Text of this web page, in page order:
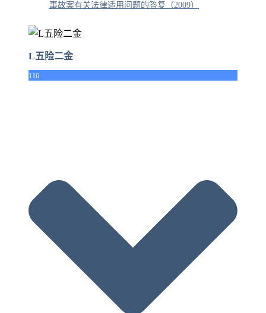
事故案有关法律适用问题的答复（2009）
L五险二金
116